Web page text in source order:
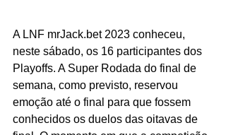
A LNF mrJack.bet 2023 conheceu,
neste sábado, os 16 participantes dos
Playoffs. A Super Rodada do final de
semana, como previsto, reservou
emoção até o final para que fossem
conhecidos os duelos das oitavas de